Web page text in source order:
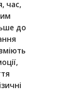
час,
до